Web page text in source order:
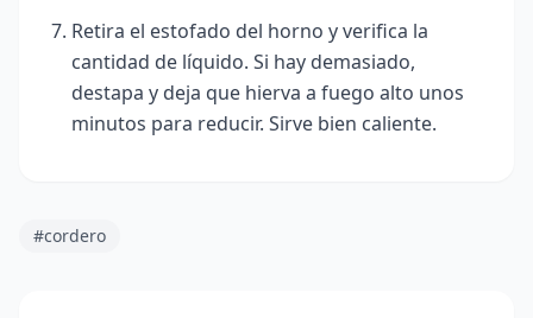
Retira el estofado del horno y verifica la
cantidad de líquido. Si hay demasiado,
destapa y deja que hierva a fuego alto unos
minutos para reducir. Sirve bien caliente.
#cordero